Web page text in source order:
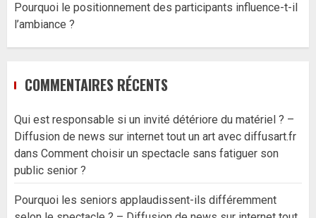
Pourquoi le positionnement des participants influence-t-il
l’ambiance ?
COMMENTAIRES RÉCENTS
Qui est responsable si un invité détériore du matériel ? –
Diffusion de news sur internet tout un art avec diffusart.fr
dans Comment choisir un spectacle sans fatiguer son
public senior ?
Pourquoi les seniors applaudissent-ils différemment